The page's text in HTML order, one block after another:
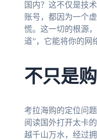
国内？这不仅是技
账号，都因为一个
慌。这一切的根源
道”，它能将你的网
不只是
考拉海购的定位问
阅读国外打开太卡
越千山万水，经过